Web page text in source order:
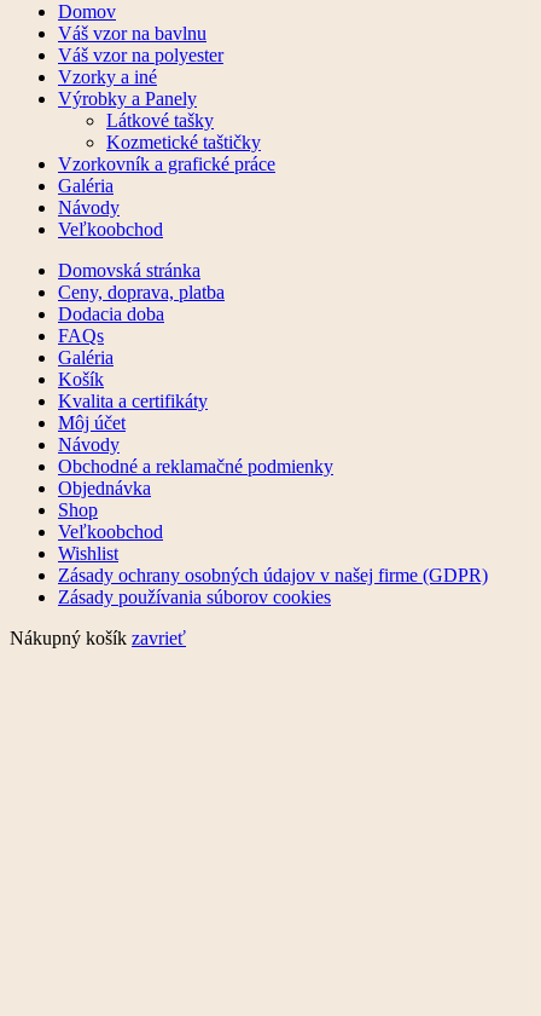
Domov
Váš vzor na bavlnu
Váš vzor na polyester
Vzorky a iné
Výrobky a Panely
Látkové tašky
Kozmetické taštičky
Vzorkovník a grafické práce
Galéria
Návody
Veľkoobchod
Domovská stránka
Ceny, doprava, platba
Dodacia doba
FAQs
Galéria
Košík
Kvalita a certifikáty
Môj účet
Návody
Obchodné a reklamačné podmienky
Objednávka
Shop
Veľkoobchod
Wishlist
Zásady ochrany osobných údajov v našej firme (GDPR)
Zásady používania súborov cookies
Nákupný košík zavrieť